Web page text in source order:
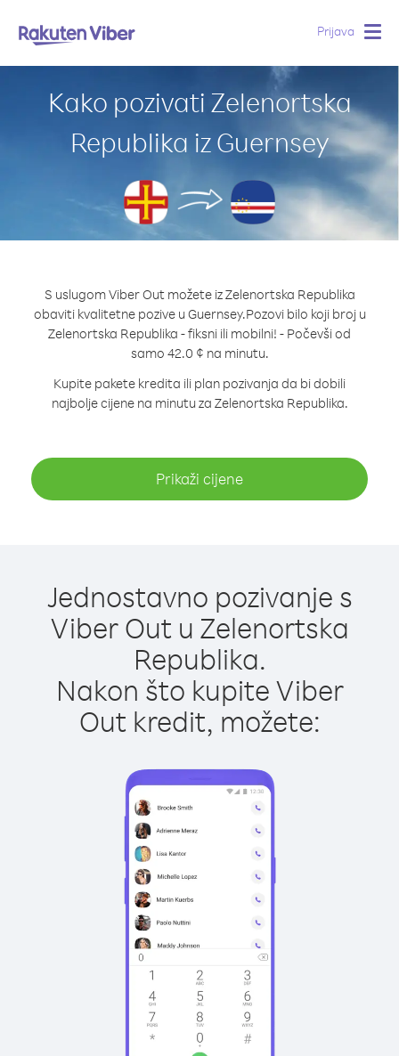
Prijava
Kako pozivati Zelenortska
Republika iz Guernsey
S uslugom Viber Out možete iz Zelenortska Republika
obaviti kvalitetne pozive u Guernsey.Pozovi bilo koji broj u
Zelenortska Republika - fiksni ili mobilni! - Počevši od
samo 42.0 ¢ na minutu.
Kupite pakete kredita ili plan pozivanja da bi dobili
najbolje cijene na minutu za Zelenortska Republika.
Prikaži cijene
Jednostavno pozivanje s
Viber Out u Zelenortska
Republika.
Nakon što kupite Viber
Out kredit, možete: